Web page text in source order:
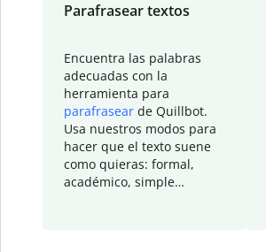
Parafrasear textos
Encuentra las palabras
adecuadas con la
herramienta para
parafrasear de Quillbot.
Usa nuestros modos para
hacer que el texto suene
como quieras: formal,
académico, simple…